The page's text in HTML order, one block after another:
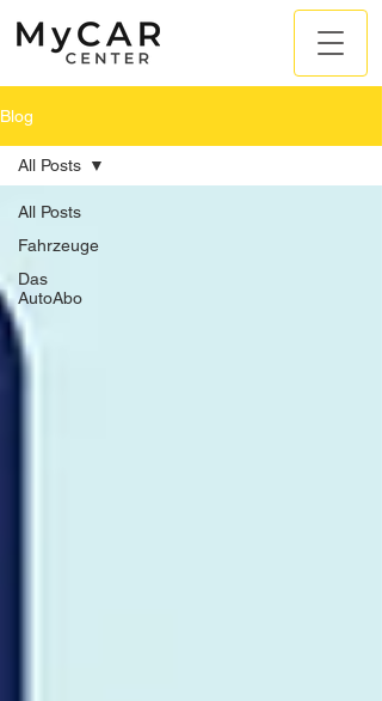
Blog
All Posts
Fahrzeuge
Das
AutoAbo
All Posts